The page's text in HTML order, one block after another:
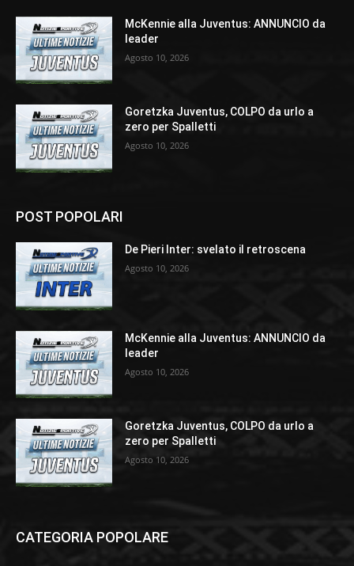
McKennie alla Juventus: ANNUNCIO da
leader
Agosto 10, 2026
Goretzka Juventus, COLPO da urlo a
zero per Spalletti
Agosto 10, 2026
POST POPOLARI
De Pieri Inter: svelato il retroscena
Agosto 10, 2026
McKennie alla Juventus: ANNUNCIO da
leader
Agosto 10, 2026
Goretzka Juventus, COLPO da urlo a
zero per Spalletti
Agosto 10, 2026
CATEGORIA POPOLARE